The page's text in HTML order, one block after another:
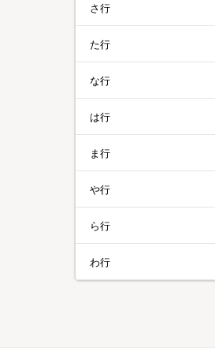
さ行
た行
な行
は行
ま行
や行
ら行
わ行